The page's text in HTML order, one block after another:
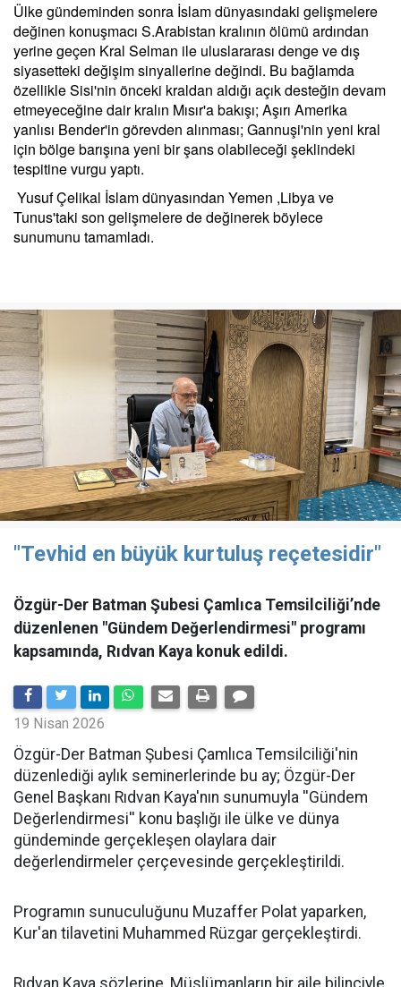
Ülke gündeminden sonra İslam dünyasındaki gelişmelere
değinen konuşmacı S.Arabistan kralının ölümü ardından
yerine geçen Kral Selman ile uluslararası denge ve dış
siyasetteki değişim sinyallerine değindi. Bu bağlamda
özellikle Sisi'nin önceki kraldan aldığı açık desteğin devam
etmeyeceğine dair kralın Mısır'a bakışı; Aşırı Amerika
yanlısı Bender'in görevden alınması; Gannuşi'nin yeni kral
için bölge barışına yeni bir şans olabileceği şeklindeki
tespitine vurgu yaptı.
Yusuf Çelikal İslam dünyasından Yemen ,Libya ve
Tunus'taki son gelişmelere de değinerek böylece
sunumunu tamamladı.
"Tevhid en büyük kurtuluş reçetesidir"
Özgür-Der Batman Şubesi Çamlıca Temsilciliği’nde
düzenlenen "Gündem Değerlendirmesi" programı
kapsamında, Rıdvan Kaya konuk edildi.
19 Nisan 2026
​Özgür-Der Batman Şubesi Çamlıca Temsilciliği'nin
düzenlediği aylık seminerlerinde bu ay; Özgür-Der
Genel Başkanı Rıdvan Kaya'nın sunumuyla ''Gündem
Değerlendirmesi'' konu başlığı ile ülke ve dünya
gündeminde gerçekleşen olaylara dair
değerlendirmeler çerçevesinde gerçekleştirildi.
Programın sunuculuğunu Muzaffer Polat yaparken,
Kur'an tilavetini Muhammed Rüzgar gerçekleştirdi.
Rıdvan Kaya sözlerine, Müslümanların bir aile bilinciyle